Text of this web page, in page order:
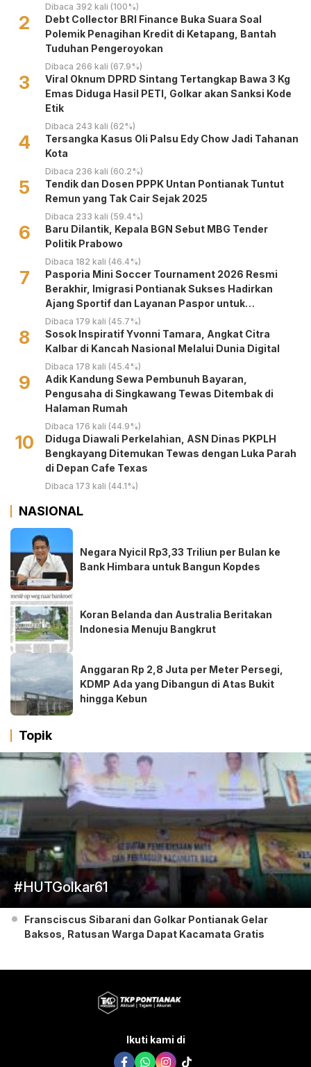
Dibaca 392 kali (100%)
2
Debt Collector BRI Finance Buka Suara Soal
Polemik Penagihan Kredit di Ketapang, Bantah
Tuduhan Pengeroyokan
Dibaca 266 kali (67.9%)
3
Viral Oknum DPRD Sintang Tertangkap Bawa 3 Kg
Emas Diduga Hasil PETI, Golkar akan Sanksi Kode
Etik
Dibaca 243 kali (62%)
4
Tersangka Kasus Oli Palsu Edy Chow Jadi Tahanan
Kota
Dibaca 236 kali (60.2%)
5
Tendik dan Dosen PPPK Untan Pontianak Tuntut
Remun yang Tak Cair Sejak 2025
Dibaca 233 kali (59.4%)
6
Baru Dilantik, Kepala BGN Sebut MBG Tender
Politik Prabowo
Dibaca 182 kali (46.4%)
7
Pasporia Mini Soccer Tournament 2026 Resmi
Berakhir, Imigrasi Pontianak Sukses Hadirkan
Ajang Sportif dan Layanan Paspor untuk
Masyarakat
Dibaca 179 kali (45.7%)
8
‎Sosok Inspiratif Yvonni Tamara, Angkat Citra
Kalbar di Kancah Nasional Melalui Dunia Digital ‎
Dibaca 178 kali (45.4%)
9
Adik Kandung Sewa Pembunuh Bayaran,
Pengusaha di Singkawang Tewas Ditembak di
Halaman Rumah
Dibaca 176 kali (44.9%)
10
Diduga Diawali Perkelahian, ASN Dinas PKPLH
Bengkayang Ditemukan Tewas dengan Luka Parah
di Depan Cafe Texas
Dibaca 173 kali (44.1%)
NASIONAL
Negara Nyicil Rp3,33 Triliun per Bulan ke
Bank Himbara untuk Bangun Kopdes
Koran Belanda dan Australia Beritakan
Indonesia Menuju Bangkrut
Anggaran Rp 2,8 Juta per Meter Persegi,
KDMP Ada yang Dibangun di Atas Bukit
hingga Kebun
Topik
#HUTGolkar61
Fransciscus Sibarani dan Golkar Pontianak Gelar
Baksos, Ratusan Warga Dapat Kacamata Gratis
Ikuti kami di